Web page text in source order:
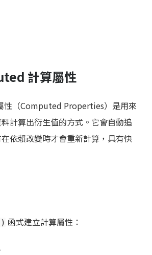
計算屬性
性（Computed Properties）是用來
計算出衍生值的方式。它會自動追
依賴改變時才會重新計算，具有快
函式建立計算屬性：